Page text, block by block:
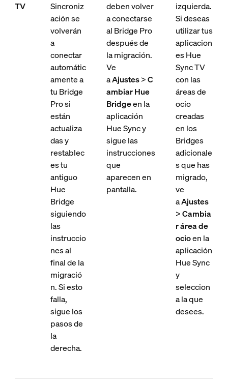
TV
Sincroniz
ación se
volverán
a
conectar
automátic
amente a
tu Bridge
Pro si
están
actualiza
das y
restablec
es tu
antiguo
Hue
Bridge
siguiendo
las
instruccio
nes al
final de la
migració
n. Si esto
falla,
sigue los
pasos de
la
derecha.
deben volver
a conectarse
al Bridge Pro
después de
la migración.
Ve
aAjustes>C
ambiar Hue
Bridgeen la
aplicación
Hue Sync y
sigue las
instrucciones
que
aparecen en
pantalla.
izquierda.
Si deseas
utilizar tus
aplicacion
es Hue
Sync TV
con las
áreas de
ocio
creadas
en los
Bridges
adicionale
s que has
migrado,
ve
aAjustes
>Cambia
r área de
ocioen la
aplicación
Hue Sync
y
seleccion
a la que
desees.